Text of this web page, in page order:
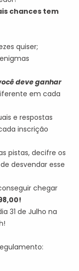
chances tem
quiser;
deve ganhar
em cada
e respostas
inscrição
pistas, decifre os
desvendar esse
chegar
31 de Julho na